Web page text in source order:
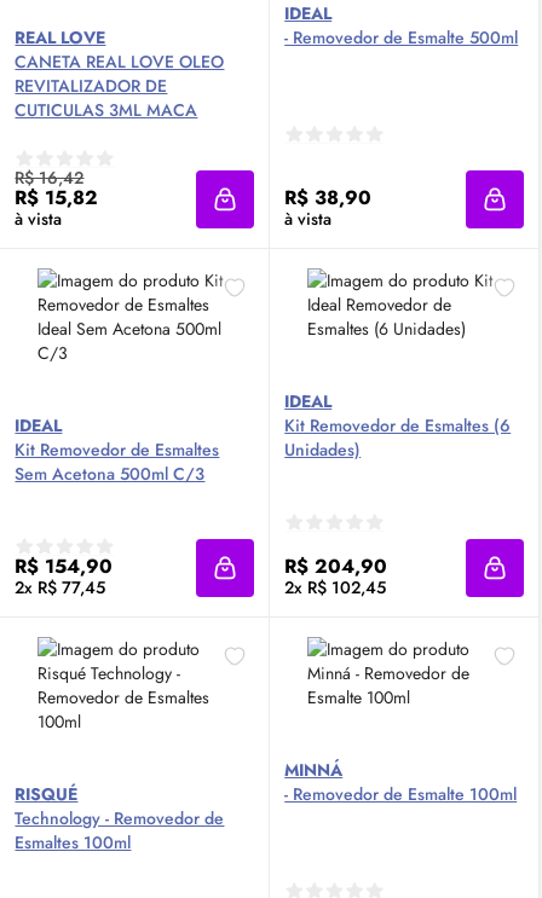
REAL LOVE
CANETA REAL LOVE OLEO
REVITALIZADOR DE
CUTICULAS 3ML MACA
R$ 16,42
R$ 15,82
à vista Adicionar à sacola
IDEAL
- Removedor de Esmalte 500ml
R$ 38,90
à vista
IDEAL
Kit Removedor de Esmaltes
Sem Acetona 500ml C/3
R$ 154,90
2x R$ 77,45 Adicionar à sacola
IDEAL
Kit Removedor de Esmaltes (6
Unidades)
R$ 204,90
2x R$ 102,45
RISQUÉ
Technology - Removedor de
Esmaltes 100ml
MINNÁ
- Removedor de Esmalte 100ml